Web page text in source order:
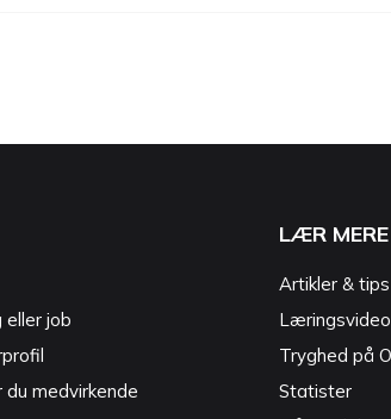
eller job
du medvirkende
LÆR MERE
Artikler & tips
Tryghed på
Statister